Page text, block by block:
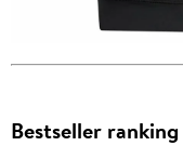
Bestseller ranking